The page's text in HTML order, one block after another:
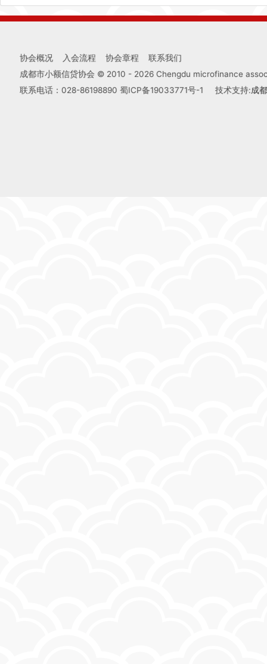
协会概况 入会流程 协会章程
联系我们
成都市小额信贷协会 © 2010 - 2026 Chengdu microfinance
联系电话：028-86198890 蜀ICP备19033771号-1 技术支持:成